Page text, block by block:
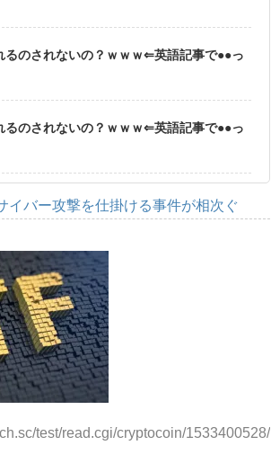
るのされないの？ｗｗｗ⇐英語記事で●●っ
るのされないの？ｗｗｗ⇐英語記事で●●っ
バー攻撃を仕掛ける事件が相次ぐ
test/read.cgi/cryptocoin/1533400528/